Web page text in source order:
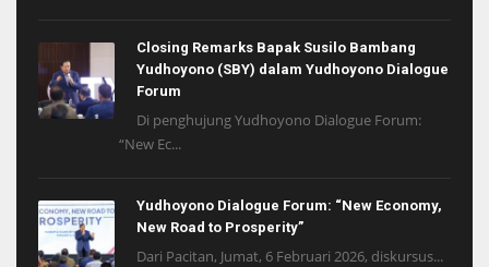
Closing Remarks Bapak Susilo Bambang
Yudhoyono (SBY) dalam Yudhoyono Dialogue
Forum
Di penghujung Yudhoyono Dialogue Forum:
“New Ec...
Yudhoyono Dialogue Forum: “New Economy,
New Road to Prosperity”
Dari Pacitan, Jumat, 6 Februari 2026, diskursus...